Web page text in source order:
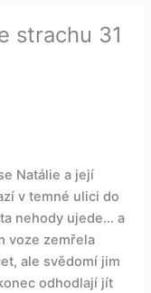
strachu 31
Natálie a její
v temné ulici do
nehody ujede… a
voze zemřela
ale svědomí jim
odhodlají jít